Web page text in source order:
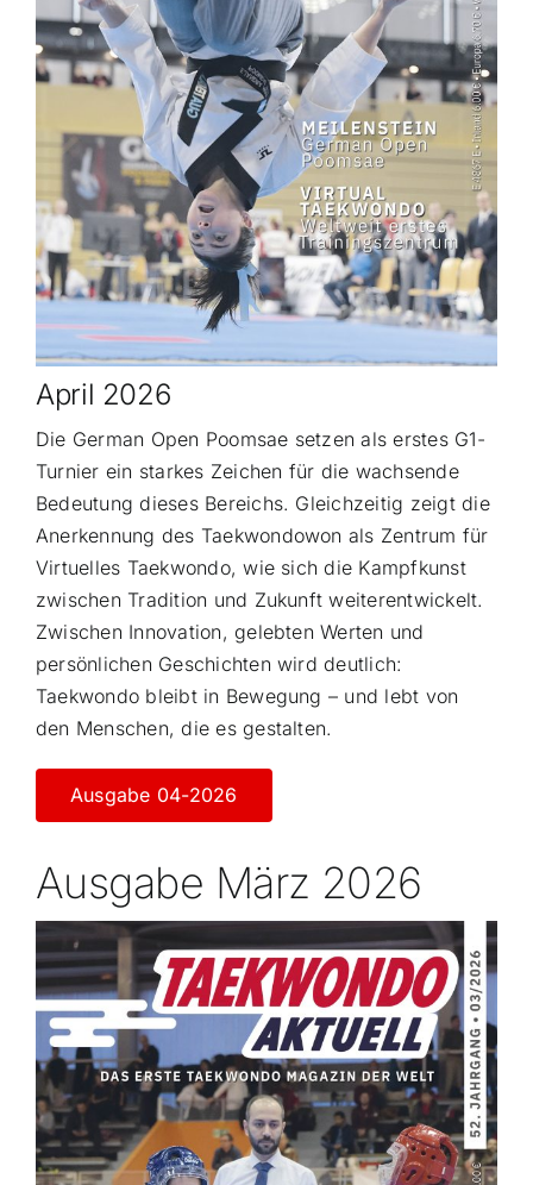
April 2026
Die German Open Poomsae setzen als erstes G1-
Turnier ein starkes Zeichen für die wachsende
Bedeutung dieses Bereichs. Gleichzeitig zeigt die
Anerkennung des Taekwondowon als Zentrum für
Virtuelles Taekwondo, wie sich die Kampfkunst
zwischen Tradition und Zukunft weiterentwickelt.
Zwischen Innovation, gelebten Werten und
persönlichen Geschichten wird deutlich:
Taekwondo bleibt in Bewegung – und lebt von
den Menschen, die es gestalten.
Ausgabe 04-2026
Ausgabe März 2026